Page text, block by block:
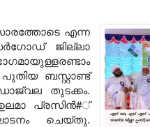
എന്ന
ജില്ലാ
ബസ്റ്റാണ്ട്
തുടക്കം.
പ്രസിന്‍#്
ചെയ്തു.